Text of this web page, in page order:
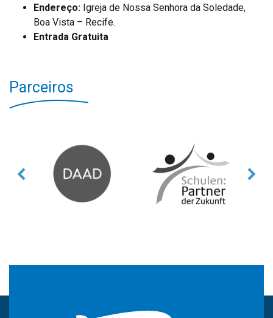
Endereço: Igreja de Nossa Senhora da Soledade,
Boa Vista – Recife.
Entrada Gratuita
Parceiros